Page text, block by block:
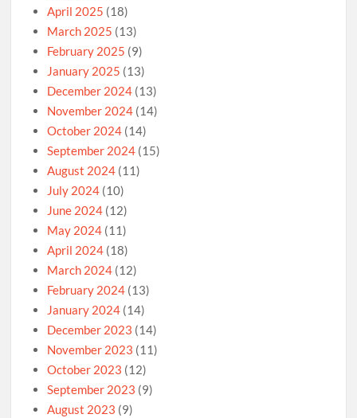
April 2025 (18)
March 2025 (13)
February 2025 (9)
January 2025 (13)
December 2024 (13)
November 2024 (14)
October 2024 (14)
September 2024 (15)
August 2024 (11)
July 2024 (10)
June 2024 (12)
May 2024 (11)
April 2024 (18)
March 2024 (12)
February 2024 (13)
January 2024 (14)
December 2023 (14)
November 2023 (11)
October 2023 (12)
September 2023 (9)
August 2023 (9)